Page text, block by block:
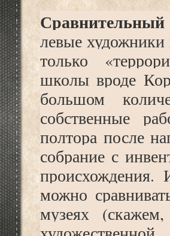
Сравнительный
левые
только
школы вроде
большом
собственные
полтора после
собрание с
происхождения.
можно
музеях